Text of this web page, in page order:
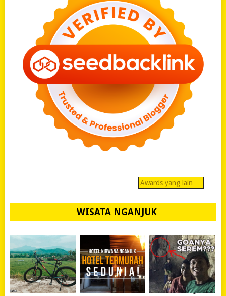
Awards yang lain…
WISATA NGANJUK
REVIEW POLYGON MURAH BANGET! WISATA NGANJUK: